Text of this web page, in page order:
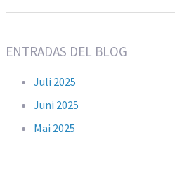
ENTRADAS DEL BLOG
Juli 2025
Juni 2025
Mai 2025